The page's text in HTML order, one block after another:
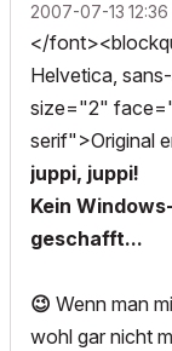
‎2007-07-13
</
Helvetica,
size="2"
serif">Original
juppi, juppi!
Kein
geschafft...
😉 Wenn man
wohl gar nicht